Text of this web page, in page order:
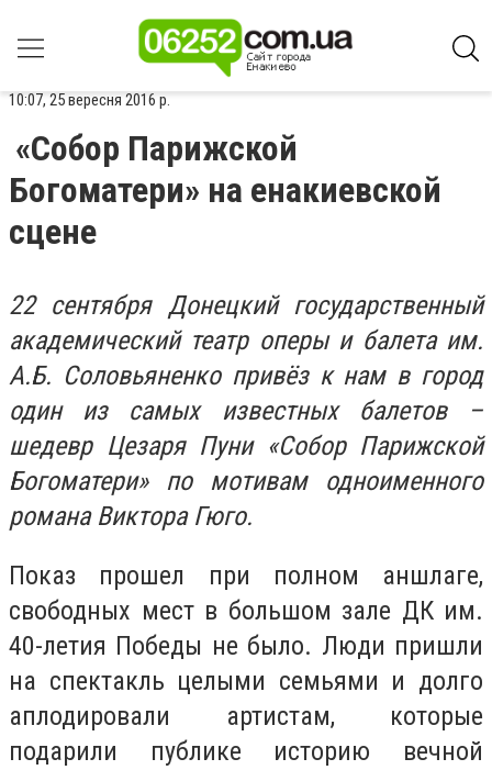
10:07, 25 вересня 2016 р.
«Собор Парижской
Богоматери» на енакиевской
сцене
22 сентября Донецкий государственный
академический театр оперы и балета им.
А.Б. Соловьяненко привёз к нам в город
один из самых известных балетов –
шедевр Цезаря Пуни «Собор Парижской
Богоматери» по мотивам одноименного
романа Виктора Гюго.
Показ прошел при полном аншлаге,
свободных мест в большом зале ДК им.
40-летия Победы не было. Люди пришли
на спектакль целыми семьями и долго
аплодировали артистам, которые
подарили публике историю вечной